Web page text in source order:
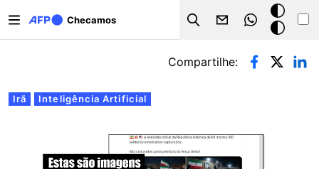
Checamos
Search
Modo
escuro
Abas primárias
Irã Inteligência Artificial
Compartilhe: